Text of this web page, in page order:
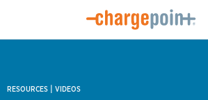
RESOURCES | VIDEOS